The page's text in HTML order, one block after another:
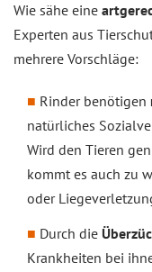
Wie sähe eine
Experten aus
mehrere Vorschläge:
Rinder benötigen
natürliches
Wird den Tieren
kommt es auch zu
oder
Durch die
Krankheiten bei